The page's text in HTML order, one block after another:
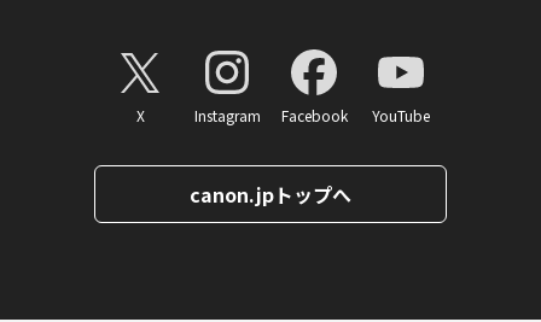
X Instagram Facebook YouTube
canon.jpトップへ